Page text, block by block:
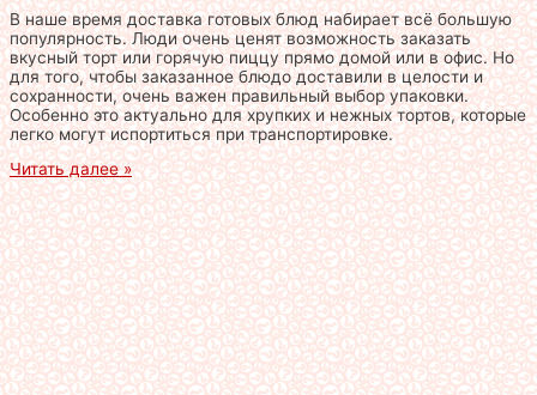
В наше время доставка готовых блюд набирает всё большую
популярность. Люди очень ценят возможность заказать
вкусный торт или горячую пиццу прямо домой или в офис. Но
для того, чтобы заказанное блюдо доставили в целости и
сохранности, очень важен правильный выбор упаковки.
Особенно это актуально для хрупких и нежных тортов, которые
легко могут испортиться при транспортировке.
Читать далее »